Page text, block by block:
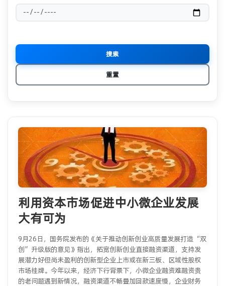
搜索
重置
利用资本市场促进中小微企业发展
大有可为
9月26日，国务院发布的《关于推动创新创业高质量发展打造“双
创”升级版的意见》指出，拓宽创新创业直接融资渠道，支持发
展潜力好但尚未盈利的创新型企业上市或在新三板、区域性股权
市场挂牌。今年以来，经济下行背景下，小微企业融资难融资贵
的老问题遇到新情况，融资渠道不畅叠加回款速度慢，企业财务